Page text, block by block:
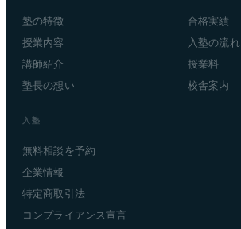
塾の特徴
授業内容
講師紹介
塾長の想い
合格実績
入塾の流れ
授業料
校舎案内
入塾
無料相談を予約
企業情報
特定商取引法
コンプライアンス宣言